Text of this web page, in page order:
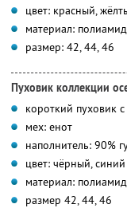
цвет: красный,
материал: полиамид
размер: 42, 44, 46
Пуховик коллекции
короткий пуховик
мех: енот
наполнитель: 90%
цвет: чёрный, синий
материал: полиамид
размер 42, 44, 46